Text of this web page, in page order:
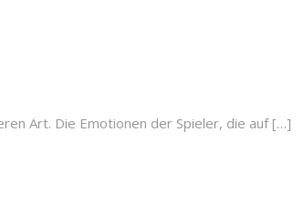
Art. Die Emotionen der Spieler, die auf […]